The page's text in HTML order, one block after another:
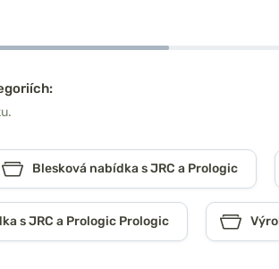
Blesková nabídka s JRC a Prologic
s JRC a Prologic Prologic